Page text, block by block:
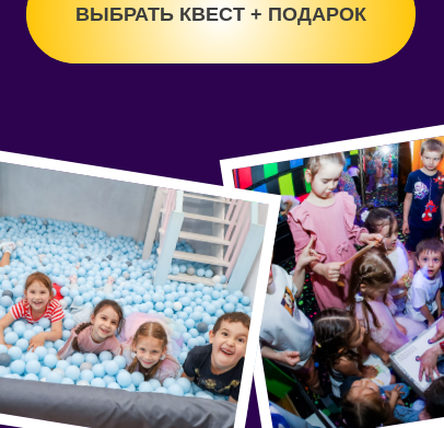
ВЫБРАТЬ КВЕСТ
ВЫБРАТЬ КВЕСТ + ПОДАРОК